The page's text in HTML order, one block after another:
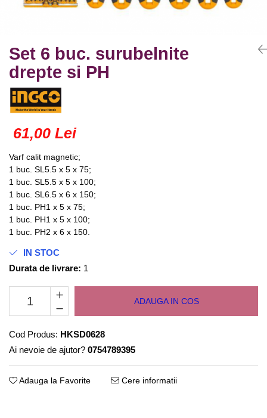
Scule pentru instalatii
Instrumete masura/accesorii
Accesorii si consumabile
Biti si truse biti
Burghie si truse burghie
Discuri
Pile si raspile
Alte unelte si accesorii
Motoare universale
Unelte casa
Unelte gradina
Set 6 buc. surubelnite
drepte si PH
61,00 Lei
Varf calit magnetic;
1 buc. SL5.5 x 5 x 75;
1 buc. SL5.5 x 5 x 100;
1 buc. SL6.5 x 6 x 150;
1 buc. PH1 x 5 x 75;
1 buc. PH1 x 5 x 100;
1 buc. PH2 x 6 x 150.
IN STOC
Durata de livrare: 1
ADAUGA IN COS
Cod Produs: HKSD0628
Ai nevoie de ajutor? 0754789395
Adauga la Favorite Cere informatii